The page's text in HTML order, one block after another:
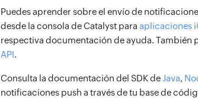
Puedes aprender sobre el envío de
desde la consola de Catalyst para aplicaciones
respectiva documentación de ayuda. También
API.
Consulta la documentación del SDK deJava,
notificaciones push a través de tu base de